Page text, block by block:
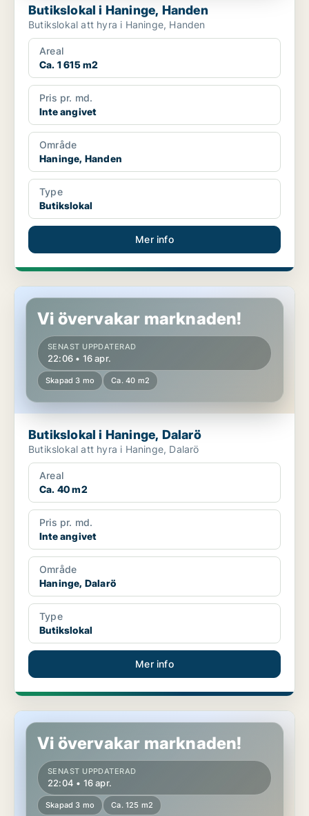
Butikslokal i Haninge, Handen
Butikslokal att hyra i Haninge, Handen
Areal
Ca. 1 615 m2
Pris pr. md.
Inte angivet
Område
Haninge, Handen
Type
Butikslokal
Mer info
Butikslokal i Haninge, Dalarö
Vi övervakar marknaden!
SENAST UPPDATERAD
22:06 • 16 apr.
Skapad 3 mo Ca. 40 m2
Butikslokal i Haninge, Dalarö
Butikslokal att hyra i Haninge, Dalarö
Areal
Ca. 40 m2
Pris pr. md.
Inte angivet
Område
Haninge, Dalarö
Type
Butikslokal
Mer info
Butikslokal i Haninge
Vi övervakar marknaden!
SENAST UPPDATERAD
22:04 • 16 apr.
Skapad 3 mo Ca. 125 m2